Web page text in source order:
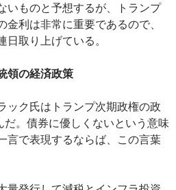
いものと予想するが、トランプ
利は非常に重要であるので、
取り上げている。
領の経済政策
ック氏はトランプ次期政権の政
。債券に優しくないという意味
言で表現するならば、この言葉